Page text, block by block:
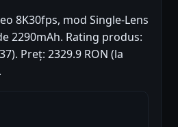
8K30fps, mod Single-Lens
2290mAh. Rating produs:
Preț: 2329.9 RON (la